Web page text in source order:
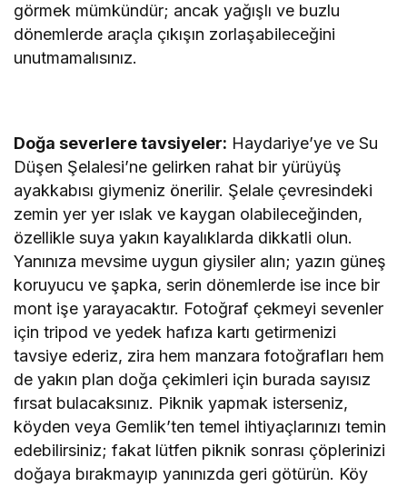
görmek mümkündür; ancak yağışlı ve buzlu
dönemlerde araçla çıkışın zorlaşabileceğini
unutmamalısınız.
Doğa severlere tavsiyeler: Haydariye’ye ve Su
Düşen Şelalesi’ne gelirken rahat bir yürüyüş
ayakkabısı giymeniz önerilir. Şelale çevresindeki
zemin yer yer ıslak ve kaygan olabileceğinden,
özellikle suya yakın kayalıklarda dikkatli olun.
Yanınıza mevsime uygun giysiler alın; yazın güneş
koruyucu ve şapka, serin dönemlerde ise ince bir
mont işe yarayacaktır. Fotoğraf çekmeyi sevenler
için tripod ve yedek hafıza kartı getirmenizi
tavsiye ederiz, zira hem manzara fotoğrafları hem
de yakın plan doğa çekimleri için burada sayısız
fırsat bulacaksınız. Piknik yapmak isterseniz,
köyden veya Gemlik’ten temel ihtiyaçlarınızı temin
edebilirsiniz; fakat lütfen piknik sonrası çöplerinizi
doğaya bırakmayıp yanınızda geri götürün. Köy